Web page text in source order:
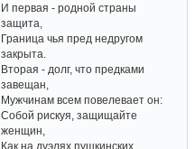
И первая - родной страны
защита,
Граница чья пред недругом
закрыта.
Вторая - долг, что предками
завещан,
Мужчинам всем повелевает он:
Собой рискуя, защищайте
женщин,
Как на дуэлях пушкинских